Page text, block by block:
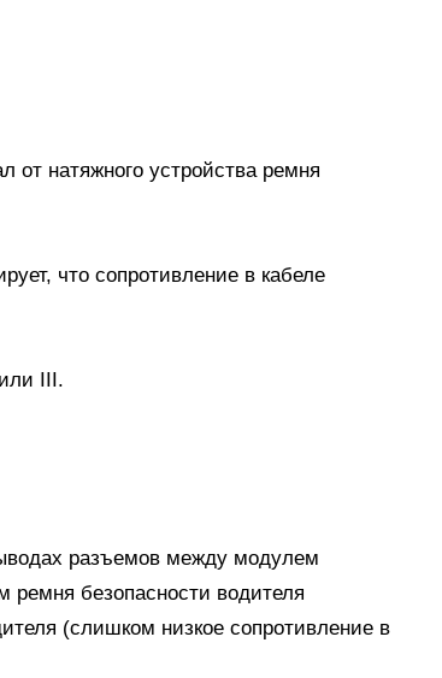
от натяжного устройства ремня
что сопротивление в кабеле
III.
разъемов между модулем
безопасности водителя
(слишком низкое сопротивление в